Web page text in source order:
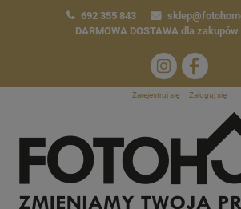
692 355 843
DARMOWA DOSTAWA dla zakupów
Zarejestruj się Zaloguj się